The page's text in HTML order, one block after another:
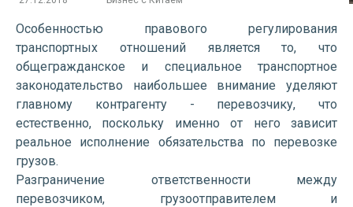
Особенностью правового регулирования
транспортных отношений является то, что
общегражданское и специальное транспортное
законодательство наибольшее внимание уделяют
главному контрагенту - перевозчику, что
естественно, поскольку именно от него зависит
реальное исполнение обязательства по перевозке
грузов.
Разграничение ответственности между
перевозчиком, грузоотправителем и